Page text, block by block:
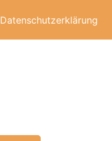
Datenschutzerklärung